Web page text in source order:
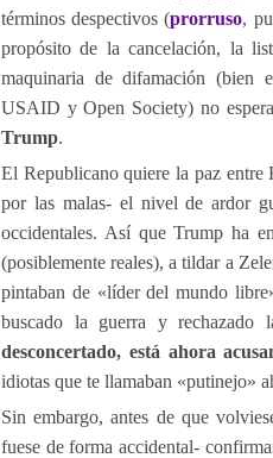
términos despectivos (prorruso,
propósito de la cancelación, la
maquinaria de difamación (bien
USAID y Open Society) no
Trump.
El Republicano quiere la paz entre
por las malas- el nivel de ardor
occidentales. Así que Trump ha
(posiblemente reales), a tildar a
pintaban de «líder del mundo
buscado la guerra y rechazado
desconcertado, está ahora
idiotas que te llamaban «putinejo»
Sin embargo, antes de que
fuese de forma accidental-